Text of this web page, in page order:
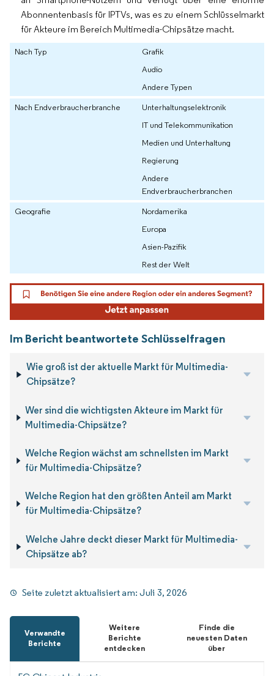
Abonnentenbasis für IPTVs, was es zu einem Schlüsselmarkt
für Akteure im Bereich Multimedia-Chipsätze macht.
Nach Typ
Grafik
Audio
Andere Typen
Nach Endverbraucherbranche
Unterhaltungselektronik
IT und Telekommunikation
Medien und Unterhaltung
Regierung
Andere
Endverbraucherbranchen
Geografie
Nordamerika
Europa
Asien-Pazifik
Rest der Welt
Im Bericht beantwortete Schlüsselfragen
Wie groß ist der aktuelle Markt für Multimedia-
Chipsätze?
Wer sind die wichtigsten Akteure im Markt für
Multimedia-Chipsätze?
Welche Region wächst am schnellsten im Markt
für Multimedia-Chipsätze?
Welche Region hat den größten Anteil am Markt
für Multimedia-Chipsätze?
Welche Jahre deckt dieser Markt für Multimedia-
Chipsätze ab?
Seite zuletzt aktualisiert am:Juli 3, 2026
Verwandte
Berichte
Weitere
Berichte
entdecken
Finde die
neuesten Daten
über